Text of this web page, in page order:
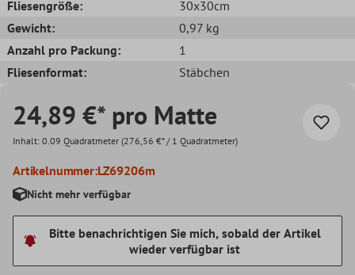
Fliesengröße:
30x30cm
Gewicht:
0,97 kg
Anzahl pro Packung:
1
Fliesenformat:
Stäbchen
24,89 €* pro Matte
Inhalt: 0.09 Quadratmeter (276,56 €* / 1 Quadratmeter)
Artikelnummer:LZ69206m
Nicht mehr verfügbar
Bitte benachrichtigen Sie mich, sobald der Artikel
wieder verfügbar ist